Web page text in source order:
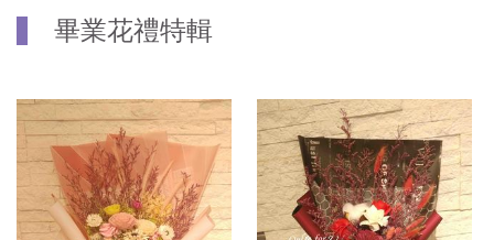
畢業花禮特輯